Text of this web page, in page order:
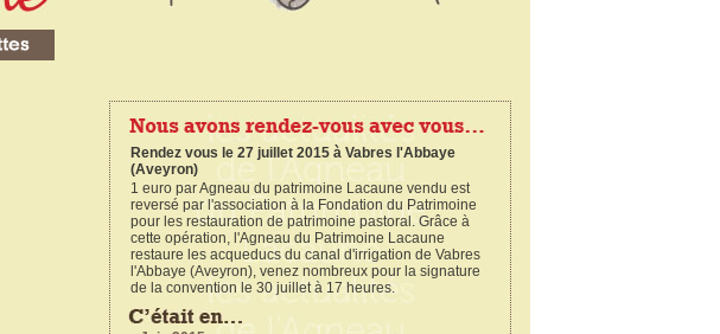
Rendez vous le 27 juillet 2015 à Vabres l'Abbaye
(Aveyron)
1 euro par Agneau du patrimoine Lacaune vendu est
reversé par l'association à la Fondation du Patrimoine
pour les restauration de patrimoine pastoral. Grâce à
cette opération, l'Agneau du Patrimoine Lacaune
restaure les acqueducs du canal d'irrigation de Vabres
l'Abbaye (Aveyron), venez nombreux pour la signature
de la convention le 30 juillet à 17 heures.